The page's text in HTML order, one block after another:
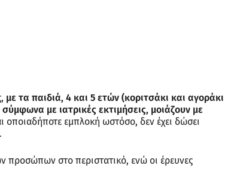
με τα παιδιά, 4 και 5 ετών (κοριτσάκι και αγοράκι
με ιατρικές εκτιμήσεις, μοιάζουν με
οποιαδήποτε εμπλοκή ωστόσο, δεν έχει δώσει
προσώπων στο περιστατικό, ενώ οι έρευνες